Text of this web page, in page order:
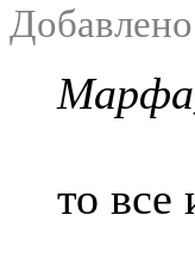
то все